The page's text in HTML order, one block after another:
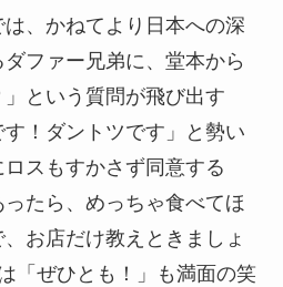
、かねてより日本への深
ファー兄弟に、堂本から
」という質問が飛び出す
！ダントツです」と勢い
スもすかさず同意する
たら、めっちゃ食べてほ
お店だけ教えときましょ
「ぜひとも！」も満面の笑